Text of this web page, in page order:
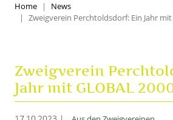
Home
News
Zweigverein Perchtoldsdorf: Ein Jahr mit
Zweigverein
Jahr mit GLOBAL